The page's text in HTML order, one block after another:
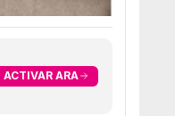
ACTIVAR ARA